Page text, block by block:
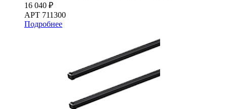
16 040 ₽
АРТ 711300
Подробнее